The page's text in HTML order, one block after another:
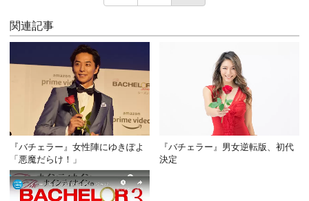
関連記事
『バチェラー』女性陣にゆきぽよ
「悪魔だらけ！」
『バチェラー』男女逆転版、初代
決定